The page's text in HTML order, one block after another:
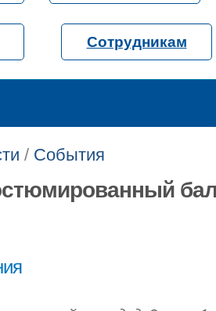
Сотрудникам
/ События